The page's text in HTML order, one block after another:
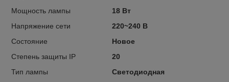
Мощность лампы
18 Вт
Напряжение сети
220~240 В
Состояние
Новое
Степень защиты IP
20
Тип лампы
Светодиодная